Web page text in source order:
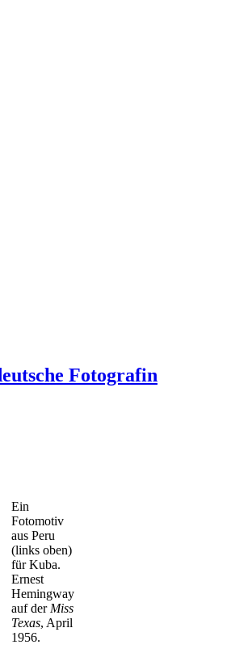
Fotografin
Ein
Fotomotiv
aus Peru
(links oben)
für Kuba.
Ernest
Hemingway
auf der Miss
Texas, April
1956.